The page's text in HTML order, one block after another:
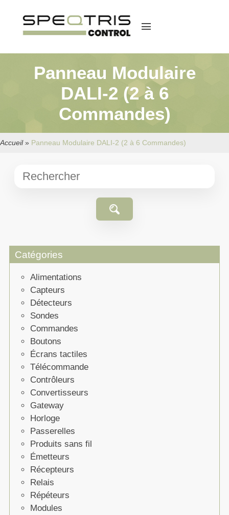
menu
Panneau Modulaire
DALI-2 (2 à 6
Commandes)
Accueil» Panneau Modulaire DALI-2 (2 à 6 Commandes)
Catégories
Alimentations
Capteurs
Détecteurs
Sondes
Commandes
Boutons
Écrans tactiles
Télécommande
Contrôleurs
Convertisseurs
Gateway
Horloge
Passerelles
Produits sans fil
Émetteurs
Récepteurs
Relais
Répéteurs
Modules